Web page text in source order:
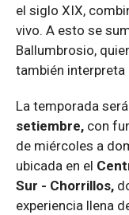
el siglo XIX,
vivo. A esto se
Ballumbrosio,
también interpreta
La temporada será
setiembre, con
de miércoles a
ubicada en el
Sur - Chorrillos, d
experiencia llena